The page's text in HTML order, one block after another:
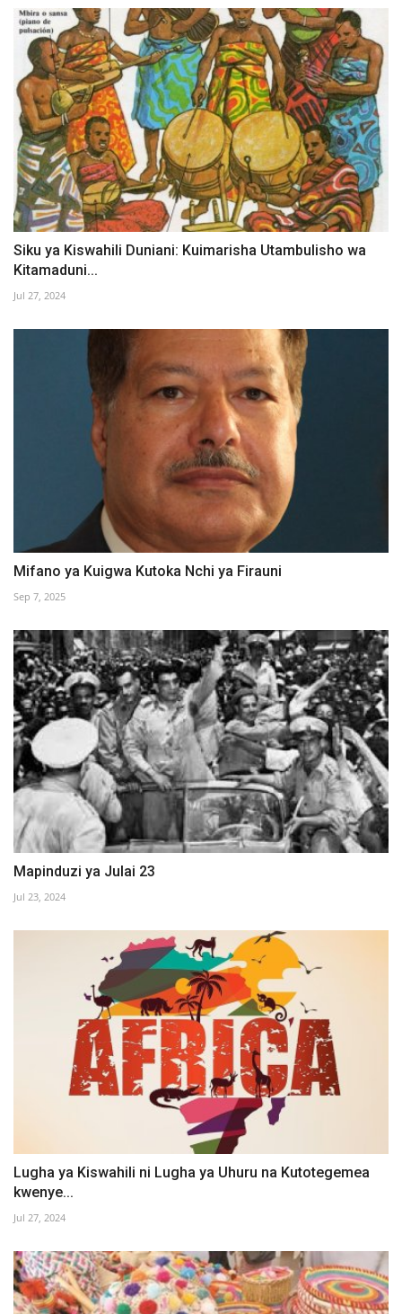
Siku ya Kiswahili Duniani: Kuimarisha Utambulisho wa
Kitamaduni...
Jul 27, 2024
Mifano ya Kuigwa Kutoka Nchi ya Firauni
Sep 7, 2025
Mapinduzi ya Julai 23
Jul 23, 2024
Lugha ya Kiswahili ni Lugha ya Uhuru na Kutotegemea
kwenye...
Jul 27, 2024